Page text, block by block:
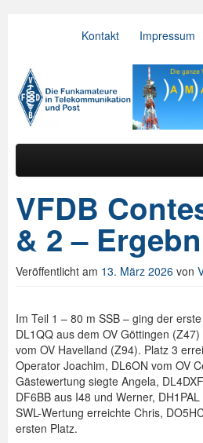
Kontakt Impressum
VFDB e.V.
Hauptmenü
Der Verein
Referate
BV & OV
Relais
Downloads
Spenden
Login
VFDB
& 2 –
Veröffentlicht am 13. März 2026 von
Im Teil 1 – 80 m SSB – ging der
DL1QQ aus dem OV Göttingen
vom OV Havelland (Z94). Platz 3
Operator Joachim, DL6ON vom OV
Gästewertung siegte Angela,
DF6BB aus I48 und Werner,
SWL-Wertung erreichte Chris,
ersten Platz.